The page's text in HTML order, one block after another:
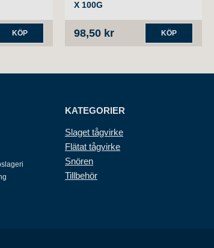
KÖP
X 100G
98,50 kr KÖP
KATEGORIER
Slaget tågvirke
Flätat tågvirke
Snören
Tillbehör